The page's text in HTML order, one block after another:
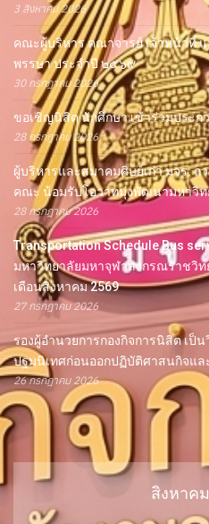
3 สิงหาคม 2026
คณะผู้บริหาร คณาจารย์ เจ้าหน้าที่
พรรษา ประจำปี ๒๕๖๙
30 กรกฎาคม 2026
ขอเชิญนิสิต นักศึกษา เข้าร่วมประกว
28 กรกฎาคม 2026
ผู้บริหารและสมาคมศิษย์เก่า มจร. ถ
คณะ น้อมรับโอวาทมุ่งพัฒนามหาวิท
28 กรกฎาคม 2026
Transportation Schedule Bus
มหาวิทยาลัยมหาจุฬาลงกรณราชวิท
เดือนสิงหาคม 2569
27 กรกฎาคม 2026
รองผู้อำนวยการกองกิจการนิสิต เป็
ปฐมนิเทศก่อนออกปฏิบัติศาสนกิจแ
26 กรกฎาคม 2026
สิงหาค